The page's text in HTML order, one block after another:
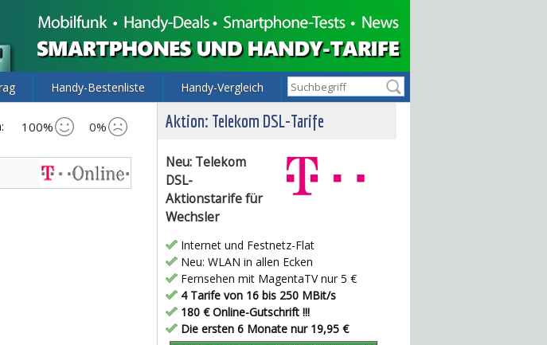
Handy-Bestenliste Handy-Vergleich
100% 0% Aktion: Telekom DSL-Tarife
Neu: Telekom
DSL-
Aktionstarife für
Wechsler
Internet und Festnetz-Flat
Neu: WLAN in allen Ecken
Fernsehen mit MagentaTV nur 5 €
4 Tarife von 16 bis 250 MBit/s
180 € Online-Gutschrift !!!
Die ersten 6 Monate nur 19,95 €